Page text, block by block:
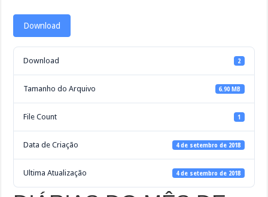
Download
Download 2
Tamanho do Arquivo 6.90 MB
File Count 1
Data de Criação 4 de setembro de 2018
Ultima Atualização 4 de setembro de 2018